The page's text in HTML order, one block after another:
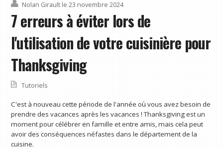
Nolan Girault le 23 novembre 2024
7 erreurs à éviter lors de
l'utilisation de votre cuisinière pour
Thanksgiving
Tutoriels
C'est à nouveau cette période de l'année où vous avez besoin de
prendre des vacances après les vacances ! Thanksgiving est un
moment pour célébrer en famille et entre amis, mais cela peut
avoir des conséquences néfastes dans le département de la
cuisine.